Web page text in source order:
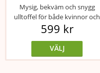
Mysig, bekväm och snygg
ulltoffel för både kvinnor och
män.
599 kr
VÄLJ